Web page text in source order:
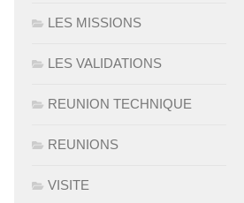
LES MISSIONS
LES VALIDATIONS
REUNION TECHNIQUE
REUNIONS
VISITE